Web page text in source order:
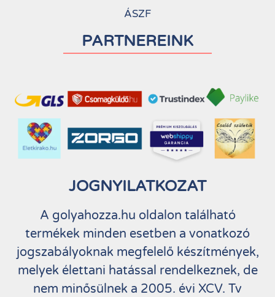
ÁSZF
PARTNEREINK
JOGNYILATKOZAT
A golyahozza.hu oldalon található
termékek minden esetben a vonatkozó
jogszabályoknak megfelelő készítmények,
melyek élettani hatással rendelkeznek, de
nem minősülnek a 2005. évi XCV. Tv